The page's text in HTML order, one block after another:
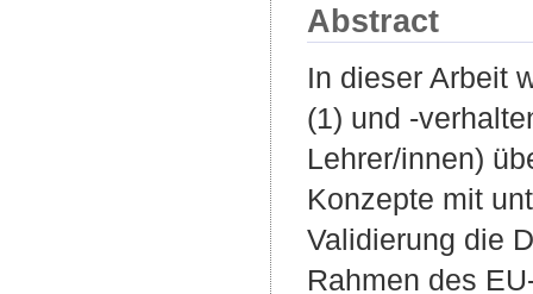
Abstract
In dieser Arbeit
(1) und -
Lehrer/innen)
Konzepte mit
Validierung die
Rahmen des